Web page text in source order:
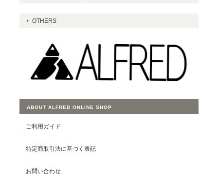
OTHERS
ABOUT ALFRED ONLINE SHOP
ご利用ガイド
特定商取引法に基づく表記
お問い合わせ